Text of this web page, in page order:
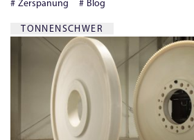
Zerspanung
Blog
TONNENSCHWER